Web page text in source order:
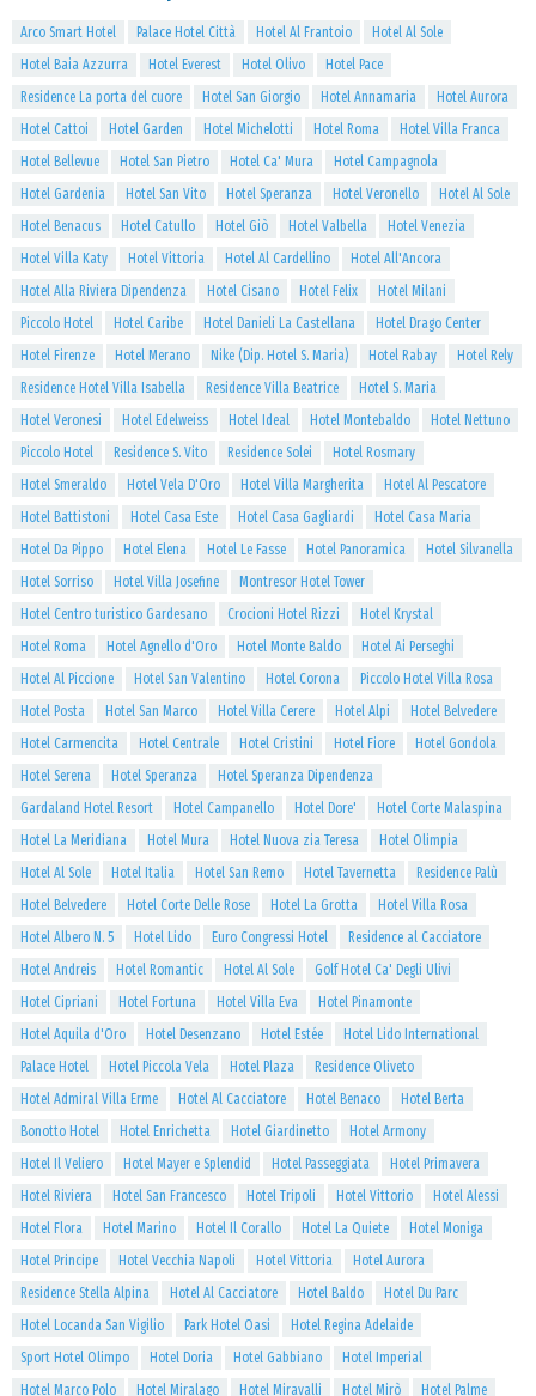
Arco Smart Hotel Palace Hotel Città Hotel Al Frantoio
Hotel Al Sole
Hotel Baia Azzurra
Hotel Everest Hotel Olivo
Hotel Pace
Residence La porta del cuore
Hotel San Giorgio Hotel Annamaria
Hotel Aurora
Hotel Cattoi
Hotel Garden Hotel Michelotti Hotel Roma
Hotel Villa Franca
Hotel Bellevue
Hotel San Pietro Hotel Ca' Mura
Hotel Campagnola
Hotel Gardenia
Hotel San Vito Hotel Speranza Hotel Veronello
Hotel Al Sole
Hotel Benacus
Hotel Catullo Hotel Giò Hotel Valbella
Hotel Venezia
Hotel Villa Katy
Hotel Vittoria Hotel Al Cardellino
Hotel All'Ancora
Hotel Alla Riviera Dipendenza
Hotel Cisano Hotel Felix
Hotel Milani
Piccolo Hotel
Hotel Caribe Hotel Danieli La Castellana
Hotel Drago Center
Hotel Firenze
Hotel Merano Nike (Dip. Hotel S. Maria) Hotel Rabay
Hotel Rely
Residence Hotel Villa Isabella
Residence Villa Beatrice
Hotel S. Maria
Hotel Veronesi
Hotel Edelweiss Hotel Ideal Hotel Montebaldo
Hotel Nettuno
Piccolo Hotel
Residence S. Vito Residence Solei
Hotel Rosmary
Hotel Smeraldo
Hotel Vela D'Oro Hotel Villa Margherita
Hotel Al Pescatore
Hotel Battistoni
Hotel Casa Este Hotel Casa Gagliardi
Hotel Casa Maria
Hotel Da Pippo
Hotel Elena Hotel Le Fasse Hotel Panoramica
Hotel Silvanella
Hotel Sorriso
Hotel Villa Josefine
Montresor Hotel Tower
Hotel Centro turistico Gardesano
Crocioni Hotel Rizzi
Hotel Krystal
Hotel Roma
Hotel Agnello d'Oro Hotel Monte Baldo
Hotel Ai Perseghi
Hotel Al Piccione
Hotel San Valentino Hotel Corona
Piccolo Hotel Villa Rosa
Hotel Posta
Hotel San Marco Hotel Villa Cerere Hotel Alpi
Hotel Belvedere
Hotel Carmencita
Hotel Centrale Hotel Cristini Hotel Fiore
Hotel Gondola
Hotel Serena
Hotel Speranza
Hotel Speranza Dipendenza
Gardaland Hotel Resort
Hotel Campanello Hotel Dore'
Hotel Corte Malaspina
Hotel La Meridiana
Hotel Mura Hotel Nuova zia Teresa
Hotel Olimpia
Hotel Al Sole
Hotel Italia Hotel San Remo Hotel Tavernetta
Residence Palù
Hotel Belvedere
Hotel Corte Delle Rose Hotel La Grotta
Hotel Villa Rosa
Hotel Albero N. 5
Hotel Lido Euro Congressi Hotel
Residence al Cacciatore
Hotel Andreis
Hotel Romantic Hotel Al Sole
Golf Hotel Ca' Degli Ulivi
Hotel Cipriani
Hotel Fortuna Hotel Villa Eva
Hotel Pinamonte
Hotel Aquila d'Oro
Hotel Desenzano Hotel Estée
Hotel Lido International
Palace Hotel
Hotel Piccola Vela Hotel Plaza
Residence Oliveto
Hotel Admiral Villa Erme
Hotel Al Cacciatore Hotel Benaco
Hotel Berta
Bonotto Hotel
Hotel Enrichetta Hotel Giardinetto
Hotel Armony
Hotel Il Veliero
Hotel Mayer e Splendid Hotel Passeggiata
Hotel Primavera
Hotel Riviera
Hotel San Francesco Hotel Tripoli Hotel Vittorio
Hotel Alessi
Hotel Flora
Hotel Marino Hotel Il Corallo Hotel La Quiete
Hotel Moniga
Hotel Principe
Hotel Vecchia Napoli Hotel Vittoria
Hotel Aurora
Residence Stella Alpina
Hotel Al Cacciatore Hotel Baldo
Hotel Du Parc
Hotel Locanda San Vigilio
Park Hotel Oasi
Hotel Regina Adelaide
Sport Hotel Olimpo
Hotel Doria Hotel Gabbiano
Hotel Imperial
Hotel Marco Polo
Hotel Miralago Hotel Miravalli Hotel Mirò Hotel Palme